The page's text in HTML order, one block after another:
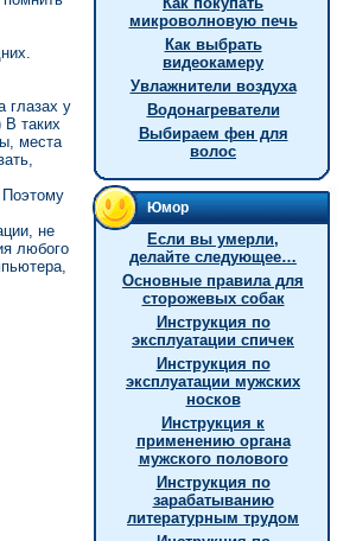
глазах у
В таких
места
не
любого
микроволновую печь
Как выбрать
видеокамеру
Увлажнители воздуха
Водонагреватели
Выбираем фен для
волос
Юмор
Если вы умерли,
делайте следующее…
Основные правила для
сторожевых собак
Инструкция по
эксплуатации спичек
Инструкция по
эксплуатации мужских
носков
Инструкция к
применению органа
мужского полового
Инструкция по
зарабатыванию
литературным трудом